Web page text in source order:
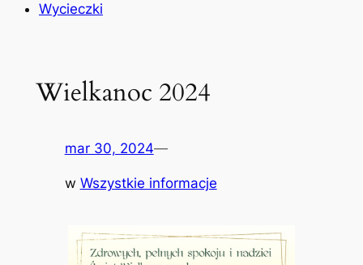
Wycieczki
Wielkanoc 2024
mar 30, 2024—
w Wszystkie informacje